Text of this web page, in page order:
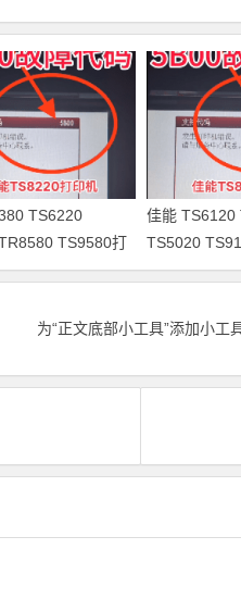
TS6220
TS9580打
线远程清零
佳能 TS6120
TS5020
TS8080 打印
为“正文底部小工具”添加小工